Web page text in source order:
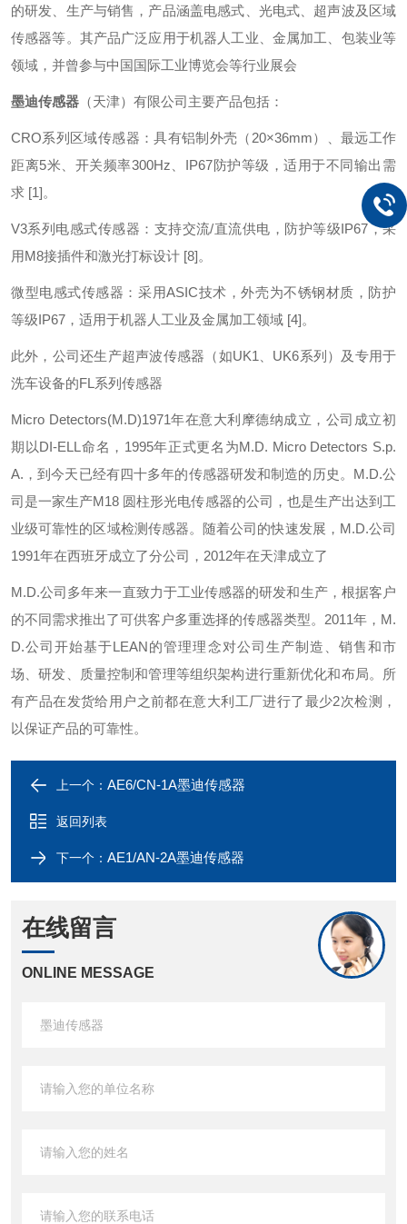
的研发、生产与销售，产品涵盖电感式、光电式、超声波及区域
传感器等。其产品广泛应用于机器人工业、金属加工、包装业等
领域，并曾参与中国国际工业博览会等行业展会
墨迪传感器 （天津）有限公司主要产品包括：
CRO系列区域传感器：具有铝制外壳（20×36mm）、最远工作
距离5米、开关频率300Hz、IP67防护等级，适用于不同输出需
求 [1]。
V3系列电感式传感器：支持交流/直流供电，防护等级IP67，采
用M8接插件和激光打标设计 [8]。
微型电感式传感器：采用ASIC技术，外壳为不锈钢材质，防护
等级IP67，适用于机器人工业及金属加工领域 [4]。
此外，公司还生产超声波传感器（如UK1、UK6系列）及专用于
洗车设备的FL系列传感器
Micro Detectors(M.D)1971年在意大利摩德纳成立，公司成立初
期以DI-ELL命名，1995年正式更名为M.D. Micro Detectors S.p.
A.，到今天已经有四十多年的传感器研发和制造的历史。M.D.公
司是一家生产M18 圆柱形光电传感器的公司，也是生产出达到工
业级可靠性的区域检测传感器。随着公司的快速发展，M.D.公司
1991年在西班牙成立了分公司，2012年在天津成立了
M.D.公司多年来一直致力于工业传感器的研发和生产，根据客户
的不同需求推出了可供客户多重选择的传感器类型。2011年，M.
D.公司开始基于LEAN的管理理念对公司生产制造、销售和市
场、研发、质量控制和管理等组织架构进行重新优化和布局。所
有产品在发货给用户之前都在意大利工厂进行了最少2次检测，
以保证产品的可靠性。
上一个： AE6/CN-1A墨迪传感器
返回列表
下一个： AE1/AN-2A墨迪传感器
在线留言
ONLINE MESSAGE